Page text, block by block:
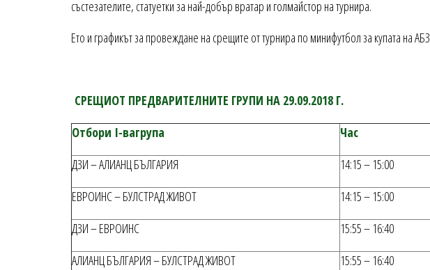
състезателите, статуетки за най-добър вратар и голмайстор на турнира.
Ето и графикът за провеждане на срещите от турнира по минифутбол за купата на АБЗ
СРЕЩИОТ ПРЕДВАРИТЕЛНИТЕ ГРУПИ НА 29.09.2018 Г.
Отбори I-вагрупа
Час
ДЗИ – АЛИАНЦ БЪЛГАРИЯ
14:15 – 15:00
ЕВРОИНС – БУЛСТРАД ЖИВОТ
14:15 – 15:00
ДЗИ – ЕВРОИНС
15:55 – 16:40
АЛИАНЦ БЪЛГАРИЯ – БУЛСТРАД ЖИВОТ
15:55 – 16:40